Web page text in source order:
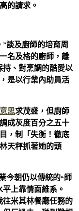
的請求。
談及廚師的培育周
名及格的廚師，離
持、對烹調的酷愛以
是以行業內助員活
思求茂盛，但廚師
成灰度百分之五十
，制「失衡！徹底
天秤抓著她的頭
今朝仍以傳統的“師
上靠情面維系。
往米其林餐廳任務的